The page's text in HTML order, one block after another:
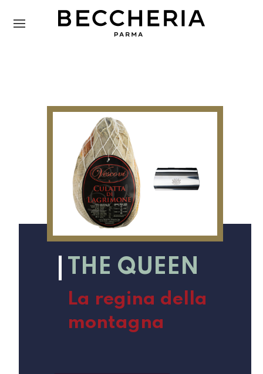
THE QUEEN
La regina della
montagna